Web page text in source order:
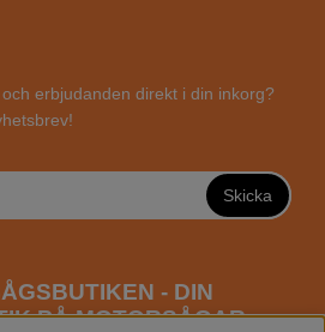
erbjudanden direkt i din inkorg?
Skicka
- DIN
PÅ MOTORSÅGAR